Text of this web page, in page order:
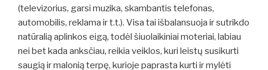
(televizorius, garsi muzika, skambantis telefonas,
automobilis, reklama ir t.t.). Visa tai išbalansuoja ir sutrikdo
natūralią aplinkos eigą, todėl šiuolaikiniai moteriai, labiau
nei bet kada anksčiau, reikia veiklos, kuri leistų susikurti
saugią ir malonią terpę, kurioje paprasta kurti ir mylėti